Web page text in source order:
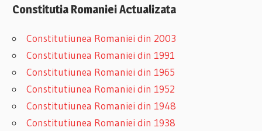
Constitutia Romaniei Actualizata
Constitutiunea Romaniei din 2003
Constitutiunea Romaniei din 1991
Constitutiunea Romaniei din 1965
Constitutiunea Romaniei din 1952
Constitutiunea Romaniei din 1948
Constitutiunea Romaniei din 1938